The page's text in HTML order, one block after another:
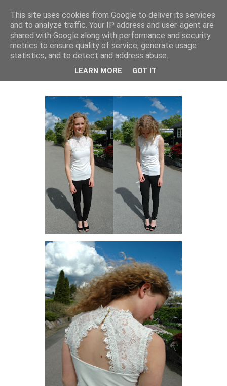
Isa Larsen
mandag den 1. juni 2015
All Fancy In Lace + Radio Begejstring
This site uses cookies from Google to deliver its services
and to analyze traffic. Your IP address and user-agent are
shared with Google along with performance and security
metrics to ensure quality of service, generate usage
statistics, and to detect and address abuse.
LEARN MORE GOT IT